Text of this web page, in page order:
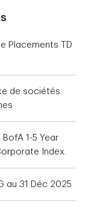
Placements TD
de sociétés
BofA 1-5 Year
Index.
au 31 Déc 2025